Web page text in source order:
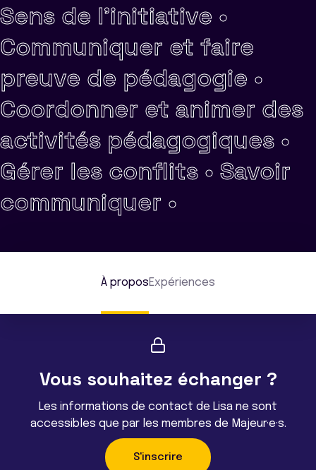
Sens de l'initiative •
Communiquer et faire
preuve de pédagogie •
Coordonner et animer des
activités pédagogiques •
Gérer les conflits • Savoir
communiquer •
À proposExpériences
Vous souhaitez échanger ?
Les informations de contact de Lisa ne sont
accessibles que par les membres de Majeur·e·s.
S'inscrire